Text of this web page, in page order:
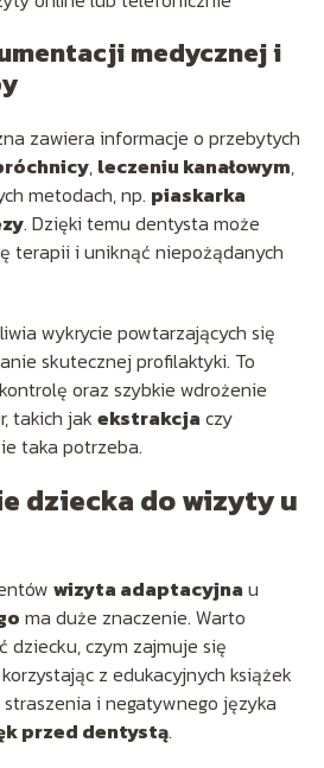
medycznej i
zawiera informacje o przebytych
, leczeniu kanałowym,
metodach, np. piaskarka
. Dzięki temu dentysta może
terapii i uniknąć niepożądanych
wykrycie powtarzających się
skutecznej profilaktyki. To
oraz szybkie wdrożenie
takich jak ekstrakcja czy
taka potrzeba.
dziecka do wizyty u
wizyta adaptacyjna u
ma duże znaczenie. Warto
dziecku, czym zajmuje się
korzystając z edukacyjnych książek
i negatywnego języka
przed dentystą.